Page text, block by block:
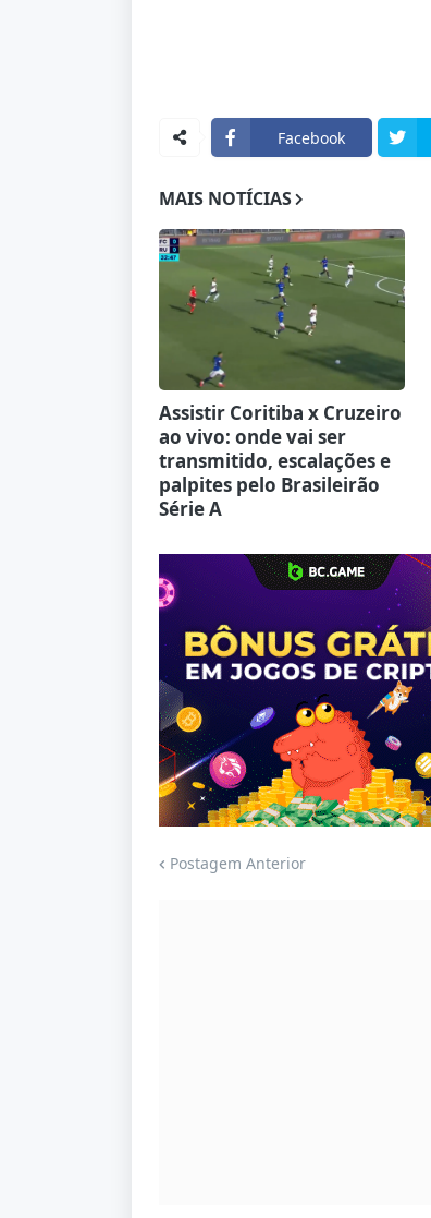
Facebook
MAIS NOTÍCIAS
Assistir Coritiba x Cruzeiro
ao vivo: onde vai ser
transmitido, escalações e
palpites pelo Brasileirão
Série A
Jogue com responsabilidade. 18+
Postagem Anterior